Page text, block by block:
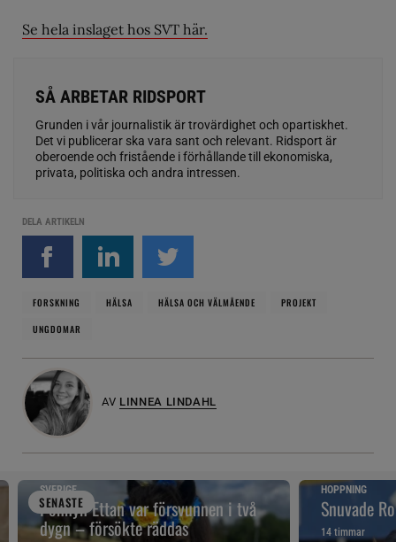
Se hela inslaget hos SVT här.
SÅ ARBETAR RIDSPORT
Grunden i vår journalistik är trovärdighet och opartiskhet.
Det vi publicerar ska vara sant och relevant. Ridsport är
oberoende och fristående i förhållande till ekonomiska,
privata, politiska och andra intressen.
DELA ARTIKELN
FORSKNING HÄLSA HÄLSA OCH VÄLMÅENDE
PROJEKT
UNGDOMAR
AV LINNEA LINDAHL
SENASTE
SVERIGE
Ponnyn Ettan var försvunnen i två
dygn – försökte räddas
HOPPNING
Snuvade
14 timmar